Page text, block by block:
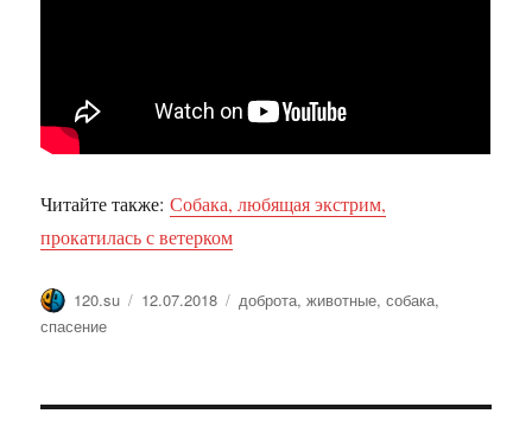
Читайте также:Собака, любящая экстрим,
прокатилась с ветерком
Автор
120.su Опубликовано
12.07.2018 Метки
доброта,животные,собака,
спасение